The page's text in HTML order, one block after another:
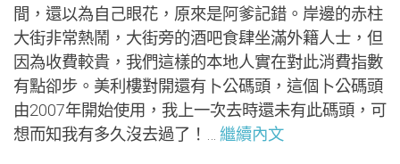
間，還以為自己眼花，原來是阿爹記錯。岸邊的赤柱
大街非常熱鬧，大街旁的酒吧食肆坐滿外籍人士，但
因為收費較貴，我們這樣的本地人實在對此消費指數
有點卻步。美利樓對開還有卜公碼頭，這個卜公碼頭
由2007年開始使用，我上一次去時還未有此碼頭，可
想而知我有多久沒去過了！… 繼續內文